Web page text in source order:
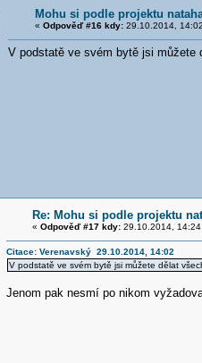
Mohu si podle projektu
« Odpověď #16 kdy:29.10.2014,
V podstatě ve svém bytě jsi můžete
Re: Mohu si podle projektu
« Odpověď #17 kdy:29.10.2014, 14:24
Citace: Verenavský 29.10.2014, 14:02
V podstatě ve svém bytě jsi můžete dělat
Jenom pak nesmí po nikom